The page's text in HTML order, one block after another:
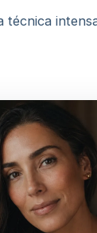
técnica